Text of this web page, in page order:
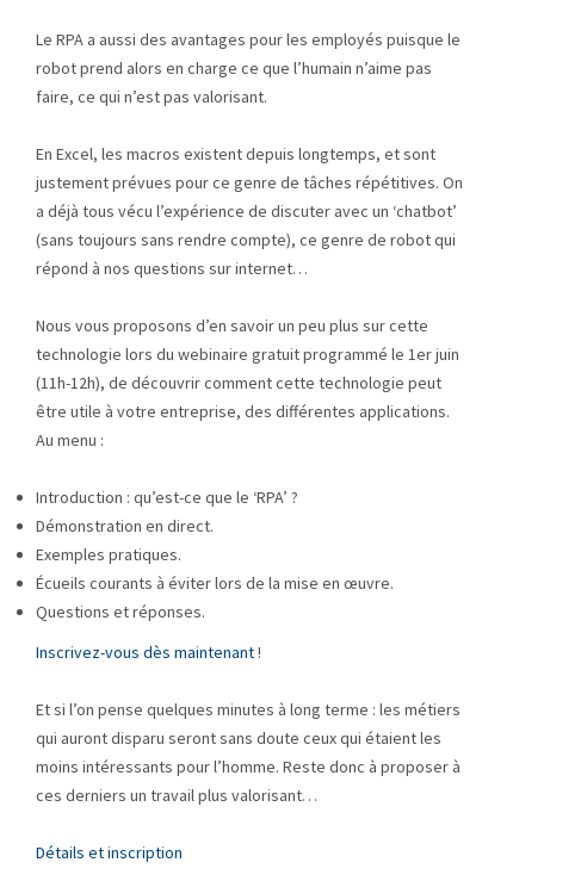
Le RPA a aussi des avantages pour les employés puisque le
robot prend alors en charge ce que l’humain n’aime pas
faire, ce qui n’est pas valorisant.
En Excel, les macros existent depuis longtemps, et sont
justement prévues pour ce genre de tâches répétitives. On
a déjà tous vécu l’expérience de discuter avec un ‘chatbot’
(sans toujours sans rendre compte), ce genre de robot qui
répond à nos questions sur internet…
Nous vous proposons d’en savoir un peu plus sur cette
technologie lors du webinaire gratuit programmé le 1er juin
(11h-12h), de découvrir comment cette technologie peut
être utile à votre entreprise, des différentes applications.
Au menu :
Introduction : qu’est-ce que le ‘RPA’ ?
Démonstration en direct.
Exemples pratiques.
Écueils courants à éviter lors de la mise en œuvre.
Questions et réponses.
Inscrivez-vous dès maintenant!
Et si l’on pense quelques minutes à long terme : les métiers
qui auront disparu seront sans doute ceux qui étaient les
moins intéressants pour l’homme. Reste donc à proposer à
ces derniers un travail plus valorisant…
Détails et inscription